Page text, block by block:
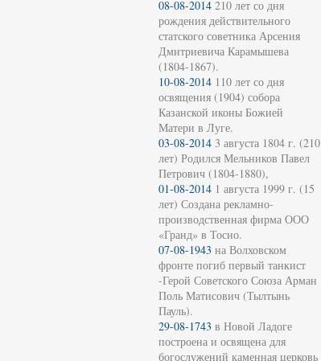
08-08-2014 210 лет со дня
рождения действительного
статского советника Арсения
Дмитриевича Карамышева
(1804-1867).
10-08-2014 110 лет со дня
освящения (1904) собора
Казанской иконы Божией
Матери в Луге.
03-08-2014 3 августа 1804 г. (210
лет) Родился Мельников Павел
Петрович (1804-1880),
01-08-2014 1 августа 1999 г. (15
лет) Создана рекламно-
производственная фирма ООО
«Гранд» в Тосно.
07-08-1943 на Волховском
фронте погиб первый танкист
-Герой Советского Союза Арман
Поль Матисович (Тылтынь
Пауль).
29-08-1743 в Новой Ладоге
построена и освящена для
богослужений каменная церковь